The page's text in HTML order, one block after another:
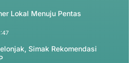
Lokal Menuju Pentas
Simak Rekomendasi